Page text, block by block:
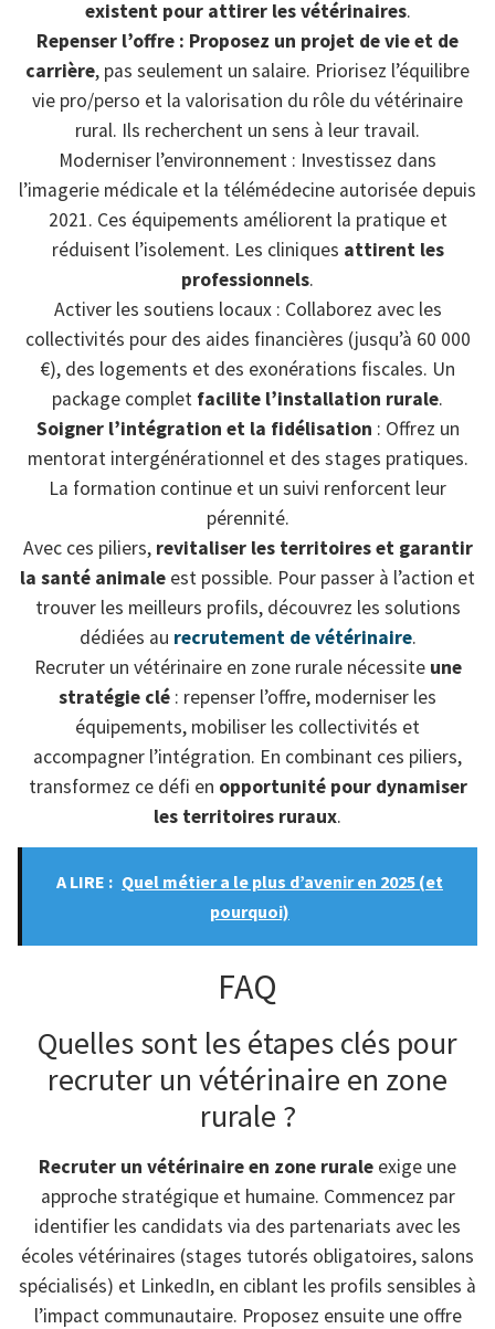
existent pour attirer les vétérinaires.
Repenser l’offre : Proposez un projet de vie et de
carrière, pas seulement un salaire. Priorisez l’équilibre
vie pro/perso et la valorisation du rôle du vétérinaire
rural. Ils recherchent un sens à leur travail.
Moderniser l’environnement : Investissez dans
l’imagerie médicale et la télémédecine autorisée depuis
2021. Ces équipements améliorent la pratique et
réduisent l’isolement. Les cliniques attirent les
professionnels.
Activer les soutiens locaux : Collaborez avec les
collectivités pour des aides financières (jusqu’à 60 000
€), des logements et des exonérations fiscales. Un
package complet facilite l’installation rurale.
Soigner l’intégration et la fidélisation : Offrez un
mentorat intergénérationnel et des stages pratiques.
La formation continue et un suivi renforcent leur
pérennité.
Avec ces piliers, revitaliser les territoires et garantir
la santé animale est possible. Pour passer à l’action et
trouver les meilleurs profils, découvrez les solutions
dédiées au recrutement de vétérinaire.
Recruter un vétérinaire en zone rurale nécessite une
stratégie clé : repenser l’offre, moderniser les
équipements, mobiliser les collectivités et
accompagner l’intégration. En combinant ces piliers,
transformez ce défi en opportunité pour dynamiser
les territoires ruraux.
A LIRE : Quel métier a le plus d’avenir en 2025 (et
pourquoi)
FAQ
Quelles sont les étapes clés pour
recruter un vétérinaire en zone
rurale ?
Recruter un vétérinaire en zone rurale exige une
approche stratégique et humaine. Commencez par
identifier les candidats via des partenariats avec les
écoles vétérinaires (stages tutorés obligatoires, salons
spécialisés) et LinkedIn, en ciblant les profils sensibles à
l’impact communautaire. Proposez ensuite une offre